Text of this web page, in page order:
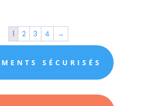
1 2 3 4 →
SÉCURISÉS